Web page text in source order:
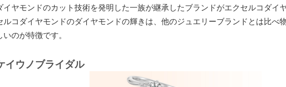
イヤモンドのカット技術を発明した一族が継承したブランドがエクセルコダイ
ルコダイヤモンドのダイヤモンドの輝きは、他のジュエリーブランドとは比べ
いのが特徴です。
イウノブライダル